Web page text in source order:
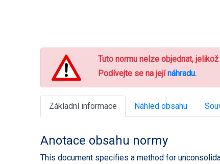
Tuto normu nelze objednat,
Podívejte se na jejínáhradu.
Základní informace Náhled obsahu
Anotace obsahu normy
This document specifies a method for